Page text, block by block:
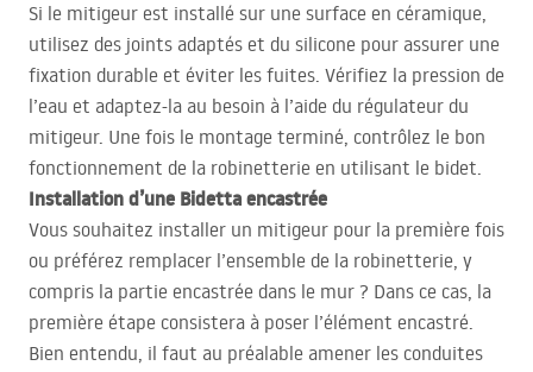
Si le mitigeur est installé sur une surface en céramique,
utilisez des joints adaptés et du silicone pour assurer une
fixation durable et éviter les fuites. Vérifiez la pression de
l’eau et adaptez-la au besoin à l’aide du régulateur du
mitigeur. Une fois le montage terminé, contrôlez le bon
fonctionnement de la robinetterie en utilisant le bidet.
Installation d’une Bidetta encastrée
Vous souhaitez installer un mitigeur pour la première fois
ou préférez remplacer l’ensemble de la robinetterie, y
compris la partie encastrée dans le mur ? Dans ce cas, la
première étape consistera à poser l’élément encastré.
Bien entendu, il faut au préalable amener les conduites